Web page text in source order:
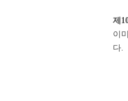
제
이
다.